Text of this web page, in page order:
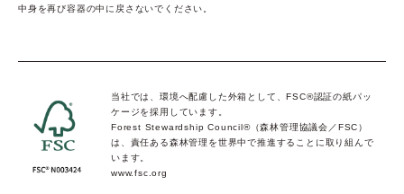
中身を再び容器の中に戻さないでください。
当社では、環境へ配慮した外箱として、FSC®認証の紙パッ
ケージを採用しています。
Forest Stewardship Council®（森林管理協議会／FSC）
は、責任ある森林管理を世界中で推進することに取り組んで
います。
www.fsc.org